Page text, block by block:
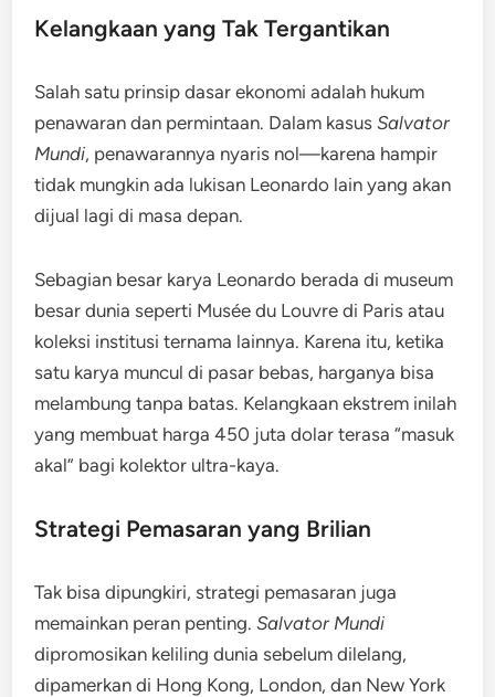
Kelangkaan yang Tak Tergantikan
Salah satu prinsip dasar ekonomi adalah hukum
penawaran dan permintaan. Dalam kasusSalvator
Mundi, penawarannya nyaris nol—karena hampir
tidak mungkin ada lukisan Leonardo lain yang akan
dijual lagi di masa depan.
Sebagian besar karya Leonardo berada di museum
besar dunia seperti Musée du Louvre di Paris atau
koleksi institusi ternama lainnya. Karena itu, ketika
satu karya muncul di pasar bebas, harganya bisa
melambung tanpa batas. Kelangkaan ekstrem inilah
yang membuat harga 450 juta dolar terasa “masuk
akal” bagi kolektor ultra-kaya.
Strategi Pemasaran yang Brilian
Tak bisa dipungkiri, strategi pemasaran juga
memainkan peran penting.Salvator Mundi
dipromosikan keliling dunia sebelum dilelang,
dipamerkan di Hong Kong, London, dan New York